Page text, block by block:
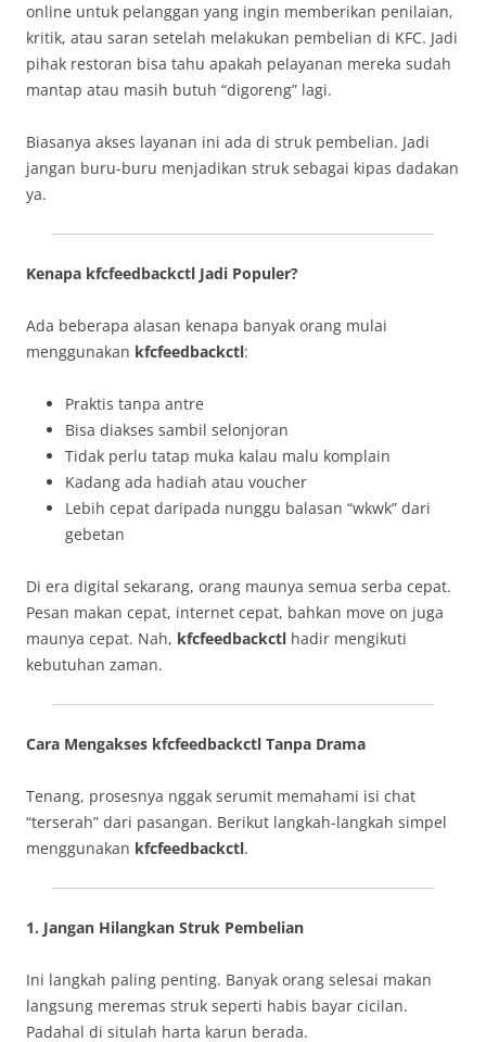
online untuk pelanggan yang ingin memberikan penilaian,
kritik, atau saran setelah melakukan pembelian di KFC. Jadi
pihak restoran bisa tahu apakah pelayanan mereka sudah
mantap atau masih butuh “digoreng” lagi.
Biasanya akses layanan ini ada di struk pembelian. Jadi
jangan buru-buru menjadikan struk sebagai kipas dadakan
ya.
Kenapa kfcfeedbackctl Jadi Populer?
Ada beberapa alasan kenapa banyak orang mulai
menggunakan kfcfeedbackctl:
Praktis tanpa antre
Bisa diakses sambil selonjoran
Tidak perlu tatap muka kalau malu komplain
Kadang ada hadiah atau voucher
Lebih cepat daripada nunggu balasan “wkwk” dari
gebetan
Di era digital sekarang, orang maunya semua serba cepat.
Pesan makan cepat, internet cepat, bahkan move on juga
maunya cepat. Nah, kfcfeedbackctl hadir mengikuti
kebutuhan zaman.
Cara Mengakses kfcfeedbackctl Tanpa Drama
Tenang, prosesnya nggak serumit memahami isi chat
“terserah” dari pasangan. Berikut langkah-langkah simpel
menggunakan kfcfeedbackctl.
1. Jangan Hilangkan Struk Pembelian
Ini langkah paling penting. Banyak orang selesai makan
langsung meremas struk seperti habis bayar cicilan.
Padahal di situlah harta karun berada.